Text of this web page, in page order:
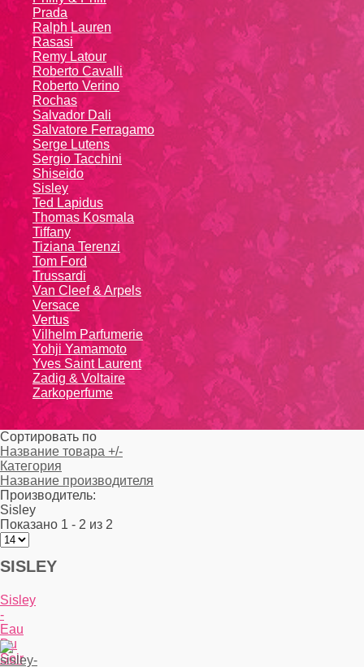
Prada
Ralph Lauren
Rasasi
Remy Latour
Roberto Cavalli
Roberto Verino
Rochas
Salvador Dali
Salvatore Ferragamo
Serge Lutens
Sergio Tacchini
Shiseido
Sisley
Ted Lapidus
Thomas Kosmala
Tiffany
Tiziana Terenzi
Tom Ford
Trussardi
Van Cleef & Arpels
Versace
Vertus
Vilhelm Parfumerie
Yohji Yamamoto
Yvеs Sаint Lаurеnt
Zadig & Voltaire
Zarkoperfume
Сортировать по
Название товара +/-
Категория
Название производителя
Производитель:
Sisley
Показано 1 - 2 из 2
SISLEY
Sisley
-
Eau
Du
Soir